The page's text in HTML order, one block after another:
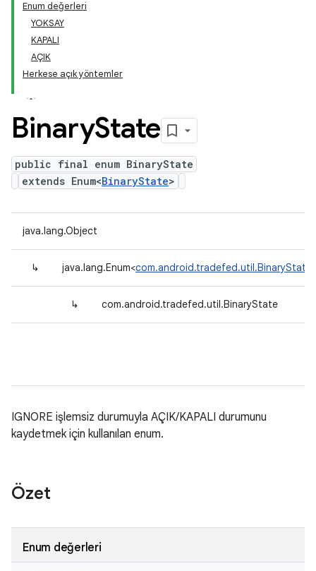
Enum değerleri
YOKSAY
KAPALI
AÇIK
Herkese açık yöntemler
BinaryState
public final enum BinaryState
extends Enum<BinaryState>
java.lang.Object
↳ java.lang.Enum<com.android.tradefed.util.BinaryState
↳ com.android.tradefed.util.BinaryState
IGNORE işlemsiz durumuyla AÇIK/KAPALI durumunu
kaydetmek için kullanılan enum.
Özet
Enum değerleri